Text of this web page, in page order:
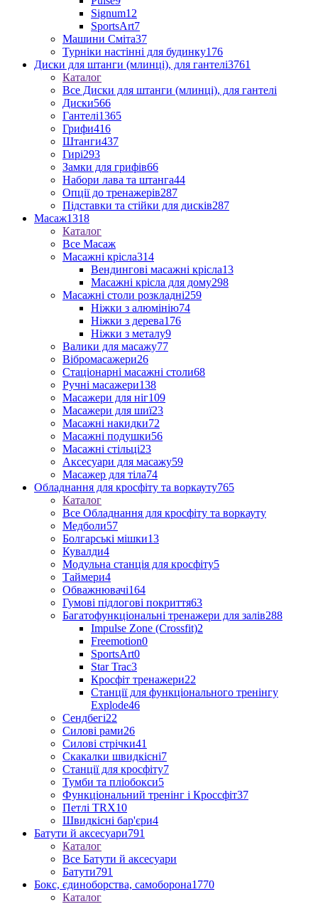
Signum12
SportsArt7
Машини Сміта37
Турніки настінні для будинку176
Диски для штанги (млинці), для гантелі3761
Каталог
Все Диски для штанги (млинці), для гантелі
Диски566
Гантелі1365
Грифи416
Штанги437
Гирі293
Замки для грифів66
Набори лава та штанга44
Опції до тренажерів287
Підставки та стійки для дисків287
Масаж1318
Каталог
Все Масаж
Масажні крісла314
Вендингові масажні крісла13
Масажні крісла для дому298
Масажні столи розкладні259
Ніжки з алюмінію74
Ніжки з дерева176
Ніжки з металу9
Валики для масажу77
Вібромасажери26
Стаціонарні масажні столи68
Ручні масажери138
Масажери для ніг109
Масажери для шиї23
Масажні накидки72
Масажні подушки56
Масажні стільці23
Аксесуари для масажу59
Масажер для тіла74
Обладнання для кросфіту та воркауту765
Каталог
Все Обладнання для кросфіту та воркауту
Медболи57
Болгарські мішки13
Кувалди4
Модульна станція для кросфіту5
Таймери4
Обважнювачі164
Гумові підлогові покриття63
Багатофункціональні тренажери для залів288
Impulse Zone (Crossfit)2
Freemotion0
SportsArt0
Star Trac3
Кросфіт тренажери22
Станції для функціонального тренінгу
Explode46
Сендбегі22
Силові рами26
Силові стрічки41
Скакалки швидкісні7
Станції для кросфіту7
Тумби та пліобокси5
Функціональний тренінг і Кроссфіт37
Петлі TRX10
Швидкісні бар'єри4
Батути й аксесуари791
Каталог
Все Батути й аксесуари
Батути791
Бокс, єдиноборства, самоборона1770
Каталог